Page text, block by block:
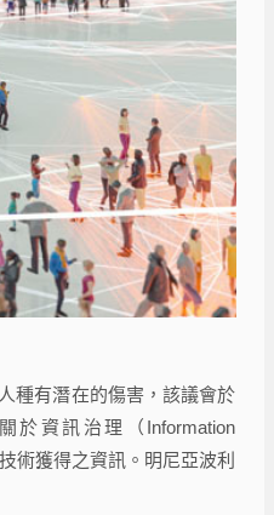
種有潛在的傷害，該議會於
於資訊治理（Information
術獲得之資訊。明尼亞波利